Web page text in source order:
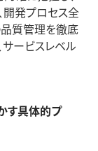
開発プロセス全
質管理を徹底
サービスレベル
す具体的プ